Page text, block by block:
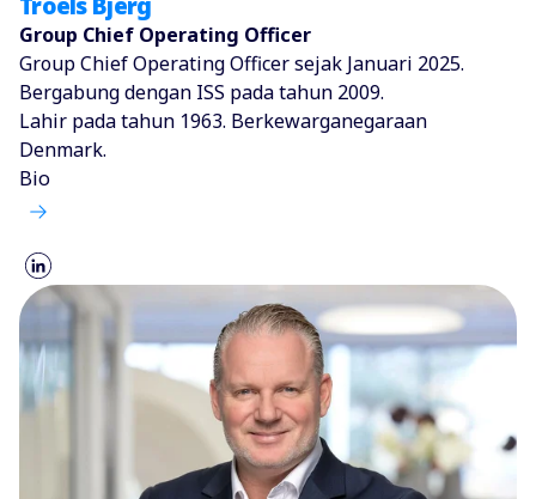
Troels Bjerg
Group Chief Operating Officer
Group Chief Operating Officer sejak Januari 2025.
Bergabung dengan ISS pada tahun 2009.
Lahir pada tahun 1963. Berkewarganegaraan
Denmark.
Bio